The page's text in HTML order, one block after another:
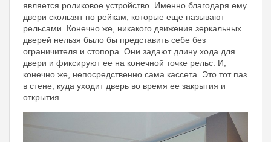
является роликовое устройство. Именно благодаря ему
двери скользят по рейкам, которые еще называют
рельсами. Конечно же, никакого движения зеркальных
дверей нельзя было бы представить себе без
ограничителя и стопора. Они задают длину хода для
двери и фиксируют ее на конечной точке рельс. И,
конечно же, непосредственно сама кассета. Это тот паз
в стене, куда уходит дверь во время ее закрытия и
открытия.